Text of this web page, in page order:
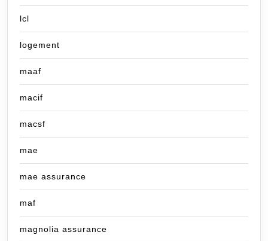
lcl
logement
maaf
macif
macsf
mae
mae assurance
maf
magnolia assurance